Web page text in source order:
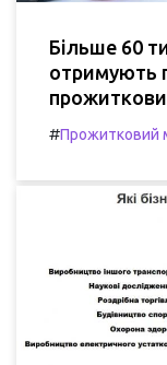
Більше 60
отримують
#Прожитковий